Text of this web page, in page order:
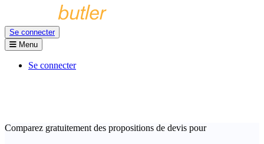
Se connecter
Menu
Se connecter
Comparez gratuitement des propositions de devis pour